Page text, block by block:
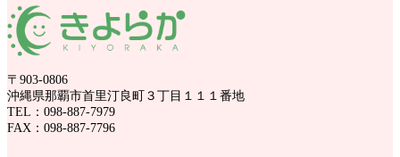
〒903-0806
沖縄県那覇市首里汀良町３丁目１１１番地
TEL：098-887-7979
FAX：098-887-7796